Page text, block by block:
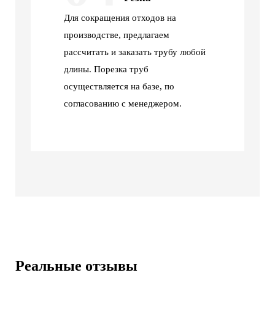
Для сокращения отходов на
производстве, предлагаем
рассчитать и заказать трубу любой
длины. Порезка труб
осуществляется на базе, по
согласованию с менеджером.
Реальные отзывы